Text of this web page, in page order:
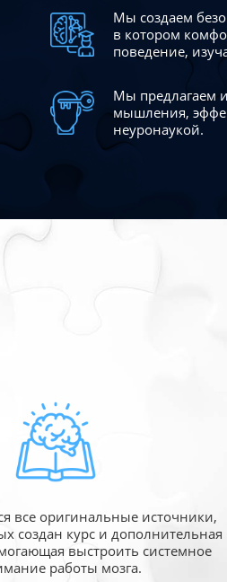
Мы создаем
в котором
поведение,
Мы предлагаем
мышления,
неуронаукой.
все оригинальные источники,
создан курс и дополнительная
выстроить системное
работы мозга.